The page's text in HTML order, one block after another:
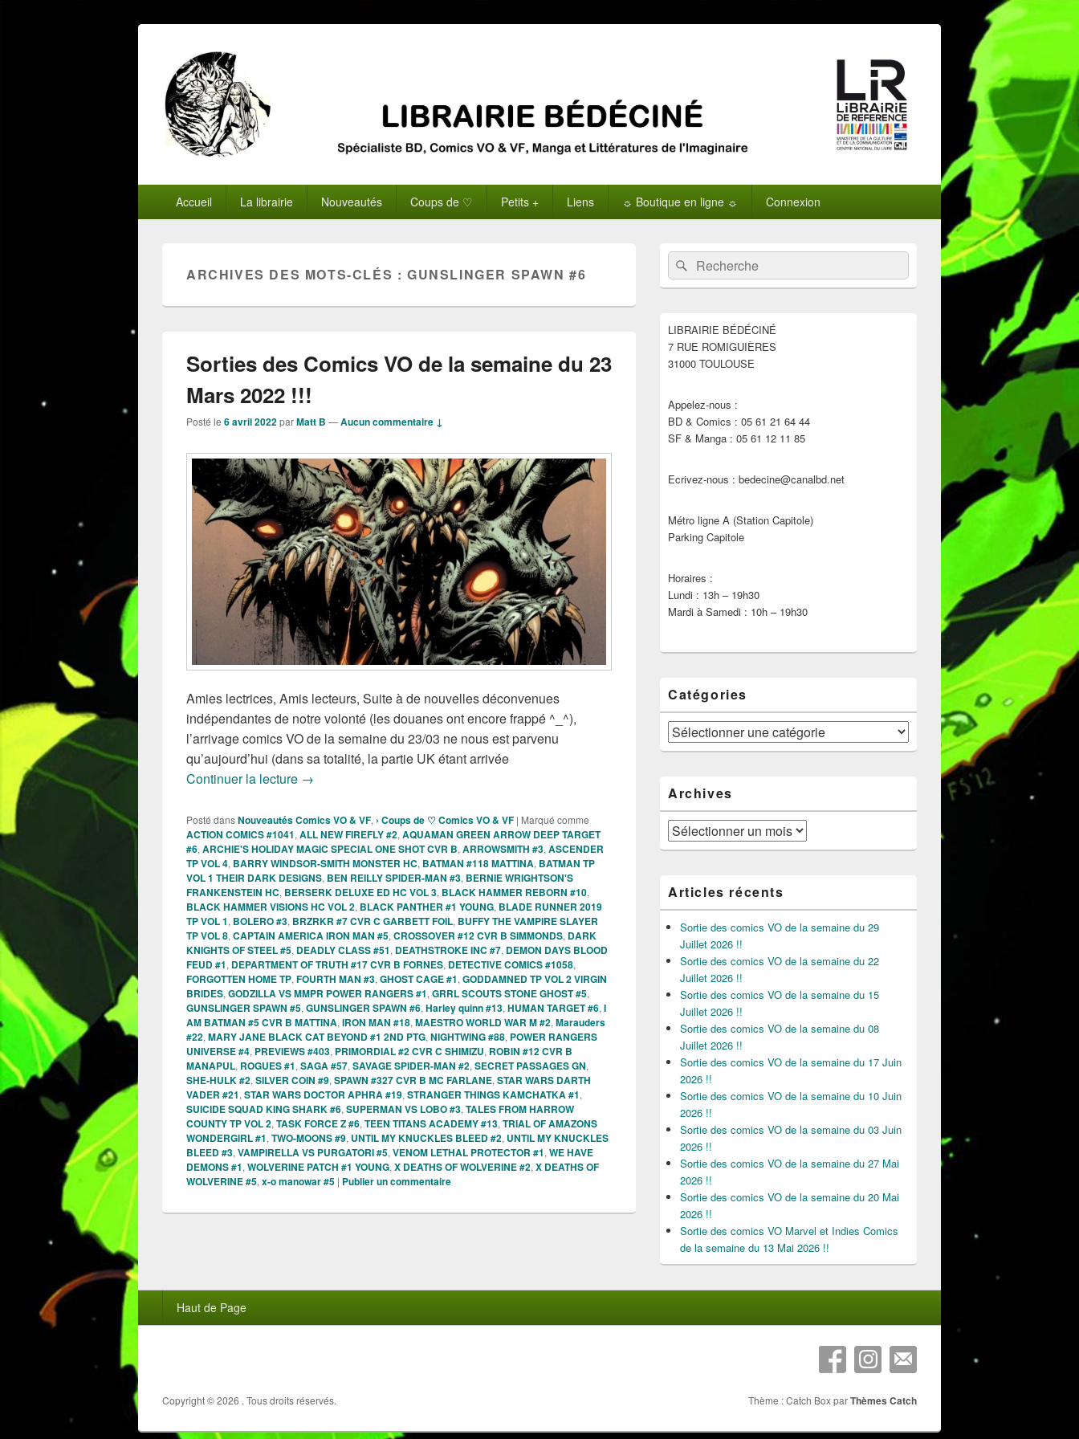
principalAccueil La librairie Nouveautés Coups de ♡ Petits + Liens ☼ Boutique en ligne ☼ Connexion
ARCHIVES DES MOTS-CLÉS :GUNSLINGER SPAWN #6
Sorties des Comics VO de la semaine du 23
Mars 2022 !!!
Posté le 6 avril 2022parMatt B —Aucun commentaire ↓
Amies lectrices, Amis lecteurs, Suite à de nouvelles déconvenues
indépendantes de notre volonté (les douanes ont encore frappé ^_^),
l’arrivage comics VO de la semaine du 23/03 ne nous est parvenu
qu’aujourd’hui (dans sa totalité, la partie UK étant arrivée
Continuer la lecture Sorties des Comics VO de la semaine du 23 Mars 2022 !!!
→
Posté dansNouveautés Comics VO & VF, › Coups de ♡ Comics VO & VF | Marqué comme
ACTION COMICS #1041, ALL NEW FIREFLY #2, AQUAMAN GREEN ARROW DEEP TARGET
#6, ARCHIE'S HOLIDAY MAGIC SPECIAL ONE SHOT CVR B, ARROWSMITH #3, ASCENDER
TP VOL 4, BARRY WINDSOR-SMITH MONSTER HC, BATMAN #118 MATTINA, BATMAN TP
VOL 1 THEIR DARK DESIGNS, BEN REILLY SPIDER-MAN #3, BERNIE WRIGHTSON'S
FRANKENSTEIN HC, BERSERK DELUXE ED HC VOL 3, BLACK HAMMER REBORN #10,
BLACK HAMMER VISIONS HC VOL 2, BLACK PANTHER #1 YOUNG, BLADE RUNNER 2019
TP VOL 1, BOLERO #3, BRZRKR #7 CVR C GARBETT FOIL, BUFFY THE VAMPIRE SLAYER
TP VOL 8, CAPTAIN AMERICA IRON MAN #5, CROSSOVER #12 CVR B SIMMONDS, DARK
KNIGHTS OF STEEL #5, DEADLY CLASS #51, DEATHSTROKE INC #7, DEMON DAYS BLOOD
FEUD #1, DEPARTMENT OF TRUTH #17 CVR B FORNES, DETECTIVE COMICS #1058,
FORGOTTEN HOME TP, FOURTH MAN #3, GHOST CAGE #1, GODDAMNED TP VOL 2 VIRGIN
BRIDES, GODZILLA VS MMPR POWER RANGERS #1, GRRL SCOUTS STONE GHOST #5,
GUNSLINGER SPAWN #5, GUNSLINGER SPAWN #6, Harley quinn #13, HUMAN TARGET #6, I
AM BATMAN #5 CVR B MATTINA, IRON MAN #18, MAESTRO WORLD WAR M #2, Marauders
#22, MARY JANE BLACK CAT BEYOND #1 2ND PTG, NIGHTWING #88, POWER RANGERS
UNIVERSE #4, PREVIEWS #403, PRIMORDIAL #2 CVR C SHIMIZU, ROBIN #12 CVR B
MANAPUL, ROGUES #1, SAGA #57, SAVAGE SPIDER-MAN #2, SECRET PASSAGES GN,
SHE-HULK #2, SILVER COIN #9, SPAWN #327 CVR B MC FARLANE, STAR WARS DARTH
VADER #21, STAR WARS DOCTOR APHRA #19, STRANGER THINGS KAMCHATKA #1,
SUICIDE SQUAD KING SHARK #6, SUPERMAN VS LOBO #3, TALES FROM HARROW
COUNTY TP VOL 2, TASK FORCE Z #6, TEEN TITANS ACADEMY #13, TRIAL OF AMAZONS
WONDERGIRL #1, TWO-MOONS #9, UNTIL MY KNUCKLES BLEED #2, UNTIL MY KNUCKLES
BLEED #3, VAMPIRELLA VS PURGATORI #5, VENOM LETHAL PROTECTOR #1, WE HAVE
DEMONS #1, WOLVERINE PATCH #1 YOUNG, X DEATHS OF WOLVERINE #2, X DEATHS OF
WOLVERINE #5, x-o manowar #5 | Publier un commentaire
Zone
principale
de
widget
barre
latérale
Recherche :Rechercher
LIBRAIRIE BÉDÉCINÉ
7 RUE ROMIGUIÈRES
31000 TOULOUSE
Appelez-nous :
BD & Comics : 05 61 21 64 44
SF & Manga : 05 61 12 11 85
Ecrivez-nous : bedecine@canalbd.net
Métro ligne A (Station Capitole)
Parking Capitole
Horaires :
Lundi : 13h – 19h30
Mardi à Samedi : 10h – 19h30
Catégories
Catégories
Archives
Archives
Articles récents
Sortie des comics VO de la semaine du 29
Juillet 2026 !!
Sortie des comics VO de la semaine du 22
Juillet 2026 !!
Sortie des comics VO de la semaine du 15
Juillet 2026 !!
Sortie des comics VO de la semaine du 08
Juillet 2026 !!
Sortie des comics VO de la semaine du 17 Juin
2026 !!
Sortie des comics VO de la semaine du 10 Juin
2026 !!
Sortie des comics VO de la semaine du 03 Juin
2026 !!
Sortie des comics VO de la semaine du 27 Mai
2026 !!
Sortie des comics VO de la semaine du 20 Mai
2026 !!
Sortie des comics VO Marvel et Indies Comics
de la semaine du 13 Mai 2026 !!
page
Haut de Page
Copyright © 2026 . Tous droits réservés. Thème : Catch Box parThèmes Catch